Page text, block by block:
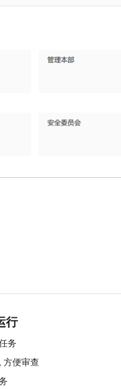
行
务
方便审查